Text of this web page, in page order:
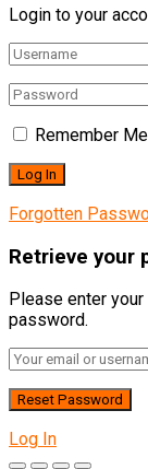
Login to your
Remember Me
Forgotten
Retrieve your
Please enter
password.
Log In